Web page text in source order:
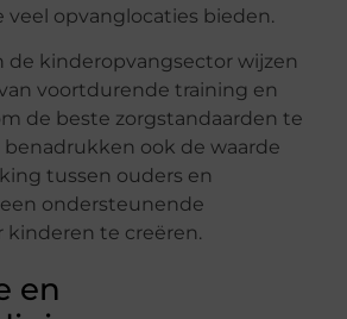
veel opvanglocaties bieden.
de kinderopvangsector wijzen
voortdurende training en
de beste zorgstandaarden te
benadrukken ook de waarde
tussen ouders en
ondersteunende
kinderen te creëren.
en